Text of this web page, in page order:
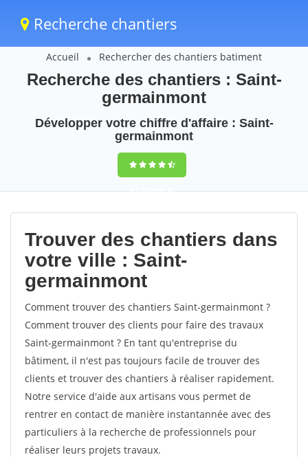
Recherche chantiers
Accueil Rechercher des chantiers batiment
Recherche des chantiers : Saint-
germainmont
Développer votre chiffre d'affaire : Saint-
germainmont
9,5(100%)48
votes
Trouver des chantiers dans
votre ville : Saint-
germainmont
Comment trouver des chantiers Saint-germainmont ?
Comment trouver des clients pour faire des travaux
Saint-germainmont ? En tant qu'entreprise du
bâtiment, il n'est pas toujours facile de trouver des
clients et trouver des chantiers à réaliser rapidement.
Notre service d'aide aux artisans vous permet de
rentrer en contact de manière instantannée avec des
particuliers à la recherche de professionnels pour
réaliser leurs projets travaux.